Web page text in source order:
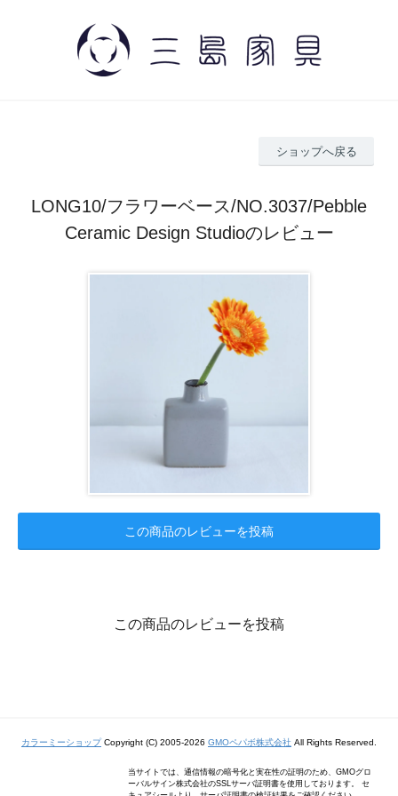
ショップへ戻る
LONG10/フラワーベース/NO.3037/Pebble
Ceramic Design Studioのレビュー
この商品のレビューを投稿
この商品のレビューを投稿
カラーミーショップCopyright (C) 2005-2026 GMOペパボ株式会社 All Rights Reserved.
当サイトでは、通信情報の暗号化と実在性の証明のため、GMOグロ
ーバルサイン株式会社のSSLサーバ証明書を使用しております。 セ